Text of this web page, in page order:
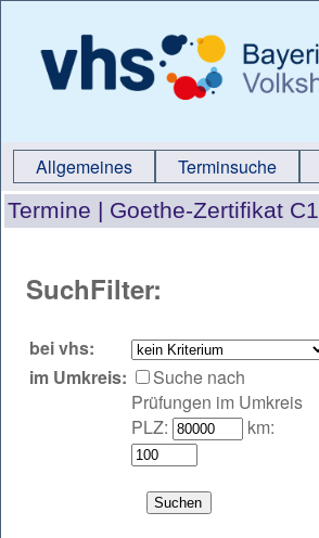
Allgemeines Terminsuche
Termine | Goethe-Zertifikat C1
SuchFilter:
bei vhs:
im Umkreis:
Suche nach
Prüfungen im Umkreis
PLZ:
km: